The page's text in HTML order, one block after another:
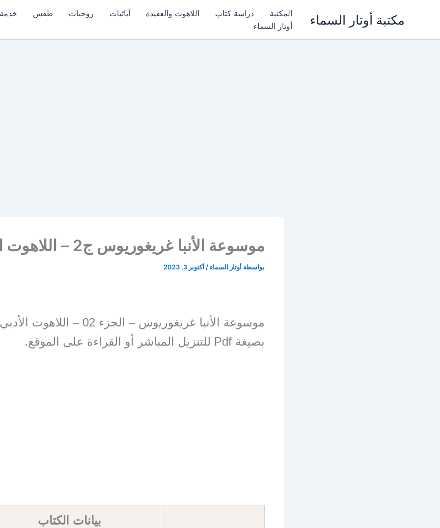
مكتبة أوتار السماء المكتبة دراسة كتاب اللاهوت والعقيدة آبائيات روحيات طقس
خدمة
أوتار السماء
موسوعة الأنبا غريغوريوس ج2 – اللاهوت الأدبي
بواسطة أوتار السماء / أكتوبر 3, 2023
موسوعة الأنبا غريغوريوس – الجزء 02 – اللاهوت الأدبي،
بصيغة Pdf للتنزيل المباشر أو القراءة على الموقع.
بيانات الكتاب